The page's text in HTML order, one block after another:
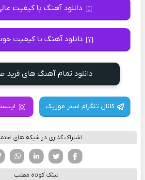
دانلود آهنگ با کیفیت عالی
دانلود آهنگ با کیفیت خوب
دانلود تمام آهنگ های فرید
کانال تلگرام استر موزیک
اشتراک گذاری در شبکه های
تویتر
فیسوک
لینک کوتاه مطلب